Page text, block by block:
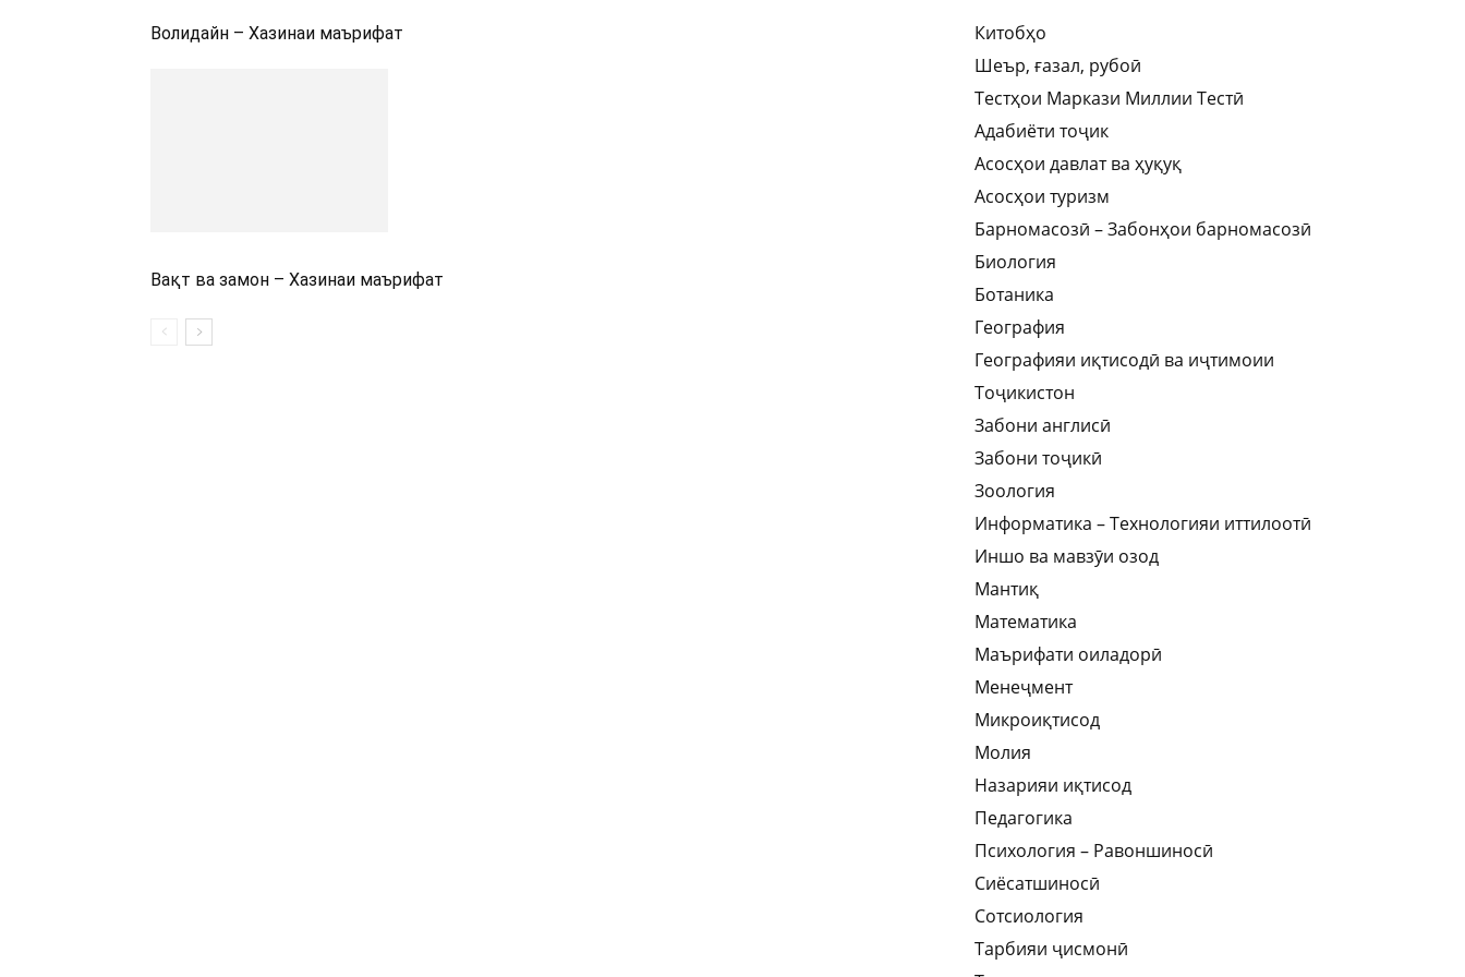
Волидайн – Хазинаи маърифат
Вақт ва замон – Хазинаи маърифат
Китобҳо
Шеър, ғазал, рубоӣ
Тестҳои Маркази Миллии Тестӣ
Адабиёти тоҷик
Асосҳои давлат ва ҳуқуқ
Асосҳои туризм
Барномасозӣ – Забонҳои барномасозӣ
Биология
Ботаника
География
Географияи иқтисодӣ ва иҷтимоии
Тоҷикистон
Забони англисӣ
Забони тоҷикӣ
Зоология
Информатика – Технологияи иттилоотӣ
Иншо ва мавзӯи озод
Мантиқ
Математика
Маърифати оиладорӣ
Менеҷмент
Микроиқтисод
Молия
Назарияи иқтисод
Педагогика
Психология – Равоншиносӣ
Сиёсатшиносӣ
Сотсиология
Тарбияи ҷисмонӣ